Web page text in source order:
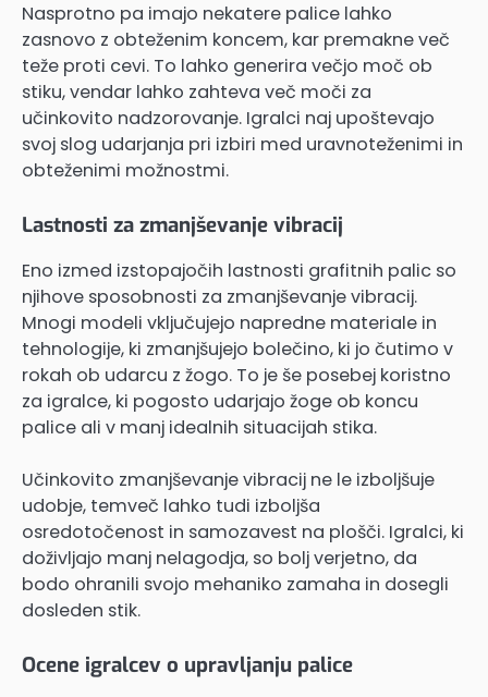
Nasprotno pa imajo nekatere palice lahko
zasnovo z obteženim koncem, kar premakne več
teže proti cevi. To lahko generira večjo moč ob
stiku, vendar lahko zahteva več moči za
učinkovito nadzorovanje. Igralci naj upoštevajo
svoj slog udarjanja pri izbiri med uravnoteženimi in
obteženimi možnostmi.
Lastnosti za zmanjševanje vibracij
Eno izmed izstopajočih lastnosti grafitnih palic so
njihove sposobnosti za zmanjševanje vibracij.
Mnogi modeli vključujejo napredne materiale in
tehnologije, ki zmanjšujejo bolečino, ki jo čutimo v
rokah ob udarcu z žogo. To je še posebej koristno
za igralce, ki pogosto udarjajo žoge ob koncu
palice ali v manj idealnih situacijah stika.
Učinkovito zmanjševanje vibracij ne le izboljšuje
udobje, temveč lahko tudi izboljša
osredotočenost in samozavest na plošči. Igralci, ki
doživljajo manj nelagodja, so bolj verjetno, da
bodo ohranili svojo mehaniko zamaha in dosegli
dosleden stik.
Ocene igralcev o upravljanju palice